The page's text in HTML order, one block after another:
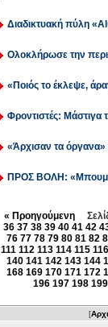
Διαδικτυακή πύλη
Ολοκλήρωσε την
«Ποιός το έκλεψε,
Φροντιστές: Μάστιγα
«Άρχισαν τα
ΠΡΟΣ ΒΟΛΗ:
« Προηγούμενη
36 37 38 39 40 41 42
76 77 78 79 80 81 82
111 112 113 114 115 116
140 141 142 143 144
168 169 170 171 172
196 197 198 199
[